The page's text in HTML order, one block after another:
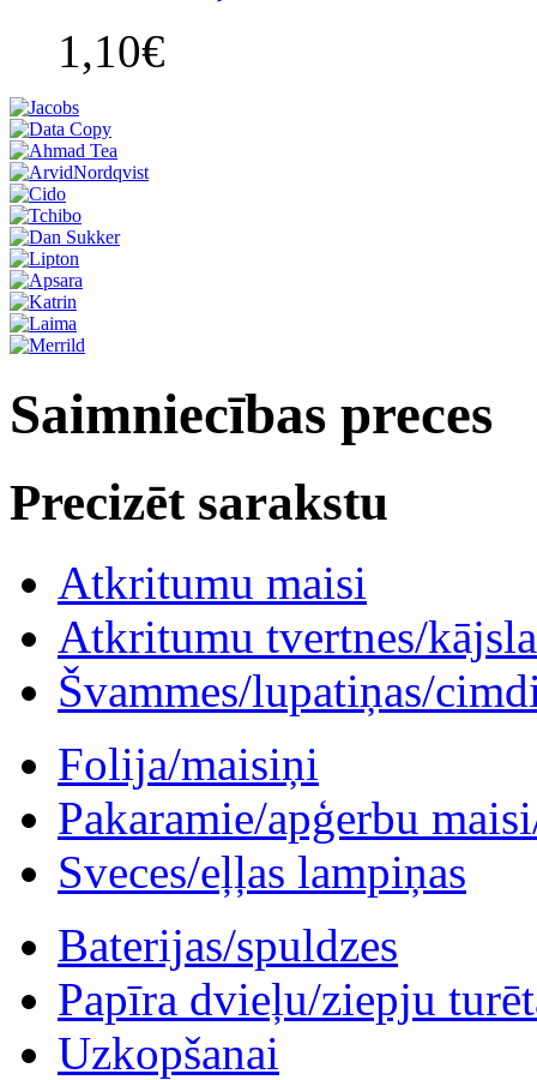
1,10€
Saimniecības preces
Precizēt sarakstu
Atkritumu maisi
Atkritumu tvertnes/
Švammes/lupatiņas/
Folija/maisiņi
Pakaramie/apģerbu
Sveces/eļļas lampiņas
Baterijas/spuldzes
Papīra dvieļu/ziepju
Uzkopšanai